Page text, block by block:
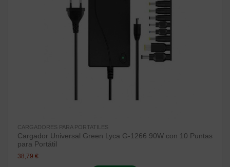
CARGADORES PARA PORTATILES
Cargador Universal Green Lyca G-1266 90W con 10 Puntas
para Portátil
38,79 €